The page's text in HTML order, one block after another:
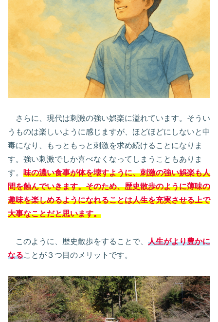
さらに、現代は刺激の強い娯楽に溢れています。そうい
うものは楽しいように感じますが、ほどほどにしないと中
毒になり、もっともっと刺激を求め続けることになりま
す。強い刺激でしか喜べなくなってしまうこともありま
す。 味の濃い食事が体を壊すように、刺激の強い娯楽も人
間を蝕んでいきます。そのため、歴史散歩のように薄味の
趣味を楽しめるようになれることは人生を充実させる上で
大事なことだと思います。
このように、歴史散歩をすることで、 人生がより豊かに
なることが３つ目のメリットです。